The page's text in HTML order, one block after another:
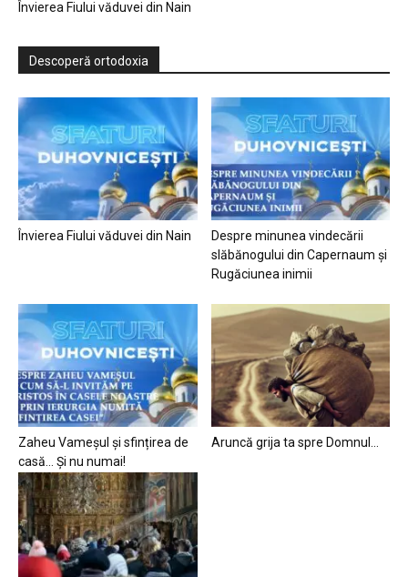
Învierea Fiului văduvei din Nain
Descoperă ortodoxia
Învierea Fiului văduvei din Nain
Despre minunea vindecării
slăbănogului din Capernaum și
Rugăciunea inimii
Zaheu Vameșul și sfințirea de
casă… Și nu numai!
Aruncă grija ta spre Domnul…